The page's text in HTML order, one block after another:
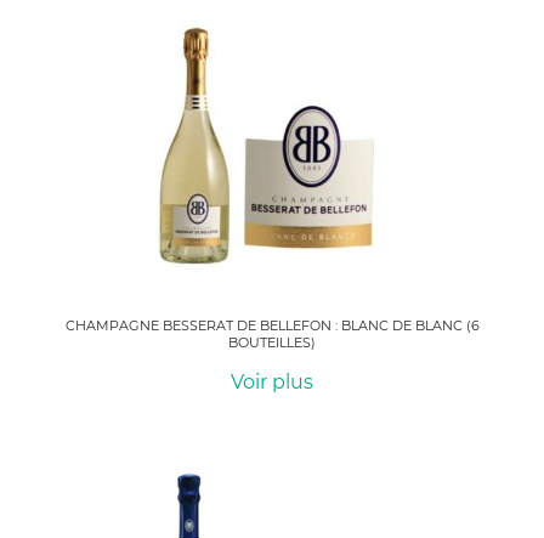
CHAMPAGNE BESSERAT DE BELLEFON : BLANC DE BLANC (6
BOUTEILLES)
Voir plus